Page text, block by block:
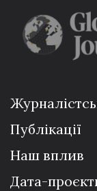
Публікації
Наш вплив
Дата-